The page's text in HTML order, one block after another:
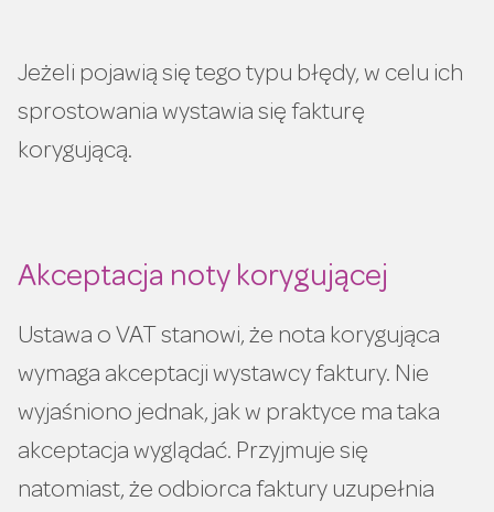
Jeżeli pojawią się tego typu błędy, w celu ich
sprostowania wystawia się fakturę
korygującą.
Akceptacja noty korygującej
Ustawa o VAT stanowi, że nota korygująca
wymaga akceptacji wystawcy faktury. Nie
wyjaśniono jednak, jak w praktyce ma taka
akceptacja wyglądać. Przyjmuje się
natomiast, że odbiorca faktury uzupełnia